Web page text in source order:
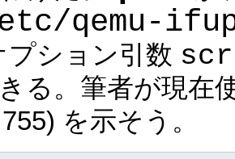
qemu-
プション引数
る。筆者が現在
を示そう。